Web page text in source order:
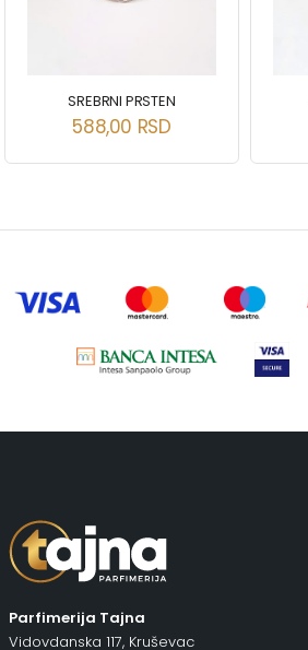
SREBRNI PRSTEN
588,00 RSD
Parfimerija Tajna
Vidovdanska 117, Kruševac